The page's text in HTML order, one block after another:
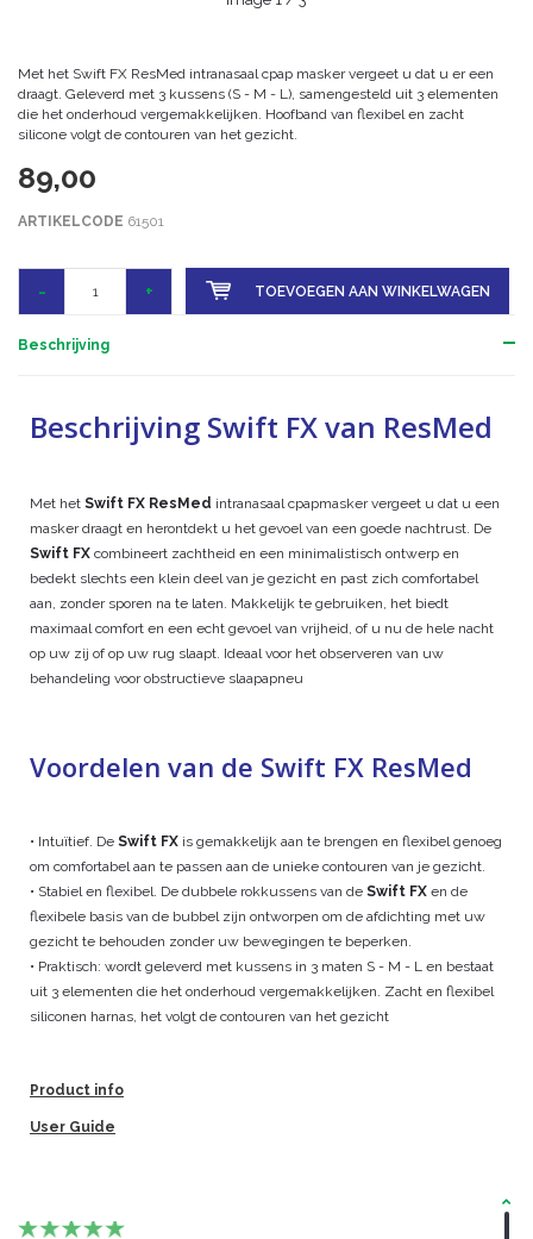
Met het Swift FX ResMed intranasaal cpap masker vergeet u dat u er een
draagt. Geleverd met 3 kussens (S - M - L), samengesteld uit 3 elementen
die het onderhoud vergemakkelijken. Hoofband van flexibel en zacht
silicone volgt de contouren van het gezicht.
89,00
ARTIKELCODE 61501
- + TOEVOEGEN AAN WINKELWAGEN
Beschrijving
Beschrijving Swift FX van ResMed
Met het Swift FX ResMed intranasaal cpapmasker vergeet u dat u een
masker draagt en herontdekt u het gevoel van een goede nachtrust. De
Swift FX combineert zachtheid en een minimalistisch ontwerp en
bedekt slechts een klein deel van je gezicht en past zich comfortabel
aan, zonder sporen na te laten. Makkelijk te gebruiken, het biedt
maximaal comfort en een echt gevoel van vrijheid, of u nu de hele nacht
op uw zij of op uw rug slaapt. Ideaal voor het observeren van uw
behandeling voor obstructieve slaapapneu
Voordelen van de Swift FX ResMed
• Intuïtief. De Swift FX is gemakkelijk aan te brengen en flexibel genoeg
om comfortabel aan te passen aan de unieke contouren van je gezicht.
• Stabiel en flexibel. De dubbele rokkussens van de Swift FX en de
flexibele basis van de bubbel zijn ontworpen om de afdichting met uw
gezicht te behouden zonder uw bewegingen te beperken.
• Praktisch: wordt geleverd met kussens in 3 maten S - M - L en bestaat
uit 3 elementen die het onderhoud vergemakkelijken. Zacht en flexibel
siliconen harnas, het volgt de contouren van het gezicht
Product info
User Guide